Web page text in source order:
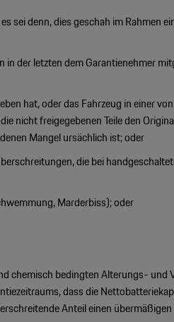
sei denn, dies geschah im Rahmen
der letzten dem Garantienehmer
hat, oder das Fahrzeug in einer
nicht freigegebenen Teile den
Mangel ursächlich ist; oder
die bei
Marderbiss); oder
chemisch bedingten Alterungs- und
dass die
Anteil einen